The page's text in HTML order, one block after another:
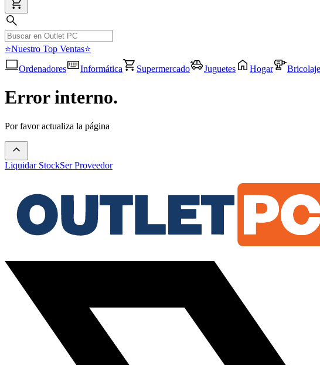
⭐Nuestro Top Ventas⭐
Ordenadores
Informática Supermercado Juguetes Hogar
Error interno.
Por favor actualiza la página
Liquidar StockSer Proveedor